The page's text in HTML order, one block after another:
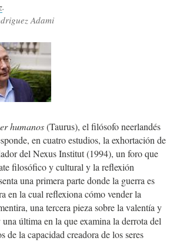
.
Adami
humanos(Taurus), el filósofo neerlandés
en cuatro estudios, la exhortación de
del Nexus Institut (1994), un foro que
filosófico y cultural y la reflexión
una primera parte donde la guerra es
en la cual reflexiona cómo vender la
una tercera pieza sobre la valentía y
última en la que examina la derrota del
de la capacidad creadora de los seres